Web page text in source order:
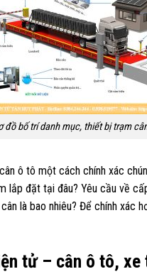
đồ bố trí danh mục, thiết bị trạm
ô tô một cách chính xác
lắp đặt tại đâu? Yêu cầu về
là bao nhiêu? Để chính xác
tử – cân ô tô, xe